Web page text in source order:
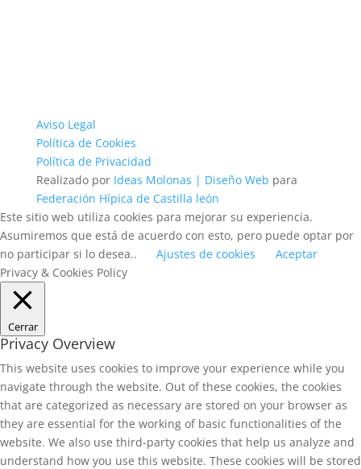
Aviso Legal
Política de Cookies
Política de Privacidad
Realizado por Ideas Molonas | Diseño Web para
Federación Hípica de Castilla león
Este sitio web utiliza cookies para mejorar su experiencia.
Asumiremos que está de acuerdo con esto, pero puede optar por
no participar si lo desea..
Ajustes de cookies
Aceptar
Privacy & Cookies Policy
Cerrar
Privacy Overview
This website uses cookies to improve your experience while you
navigate through the website. Out of these cookies, the cookies
that are categorized as necessary are stored on your browser as
they are essential for the working of basic functionalities of the
website. We also use third-party cookies that help us analyze and
understand how you use this website. These cookies will be stored